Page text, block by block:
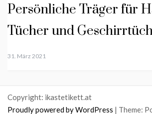
Persönliche Träger für
Tücher und
31. März 2021
Copyright: ikastetikett.at
Proudly powered by WordPress | Theme: